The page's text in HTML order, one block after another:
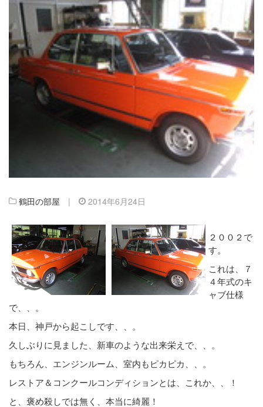
鶴田の部屋 | 2014年6月24日
２００２で
す。
これは、７
４年式のキ
ャブ仕様
で、、。
本日、神戸から起こしです、、。
久しぶりに見ました、新車のような出来栄えで、、。
もちろん、エンジンルーム、室内もピカピカ、、。
レストア＆コンクールコンディションとは、これか、、！
と、褒め殺しでは無く、本当に綺麗！